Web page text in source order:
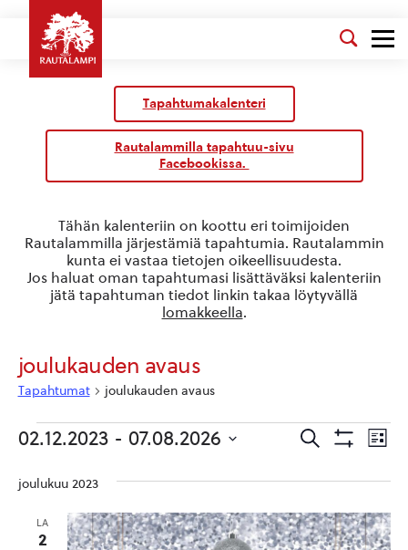
Tapahtumakalenteri
Rautalammilla tapahtuu-sivu
Facebookissa.
joulukauden avaus
Tapahtumat joulukauden avaus
Tapahtumat
aja
Näkymät
navigointi
Etsi
Lista
02.12.2023 - 07.08.2026
päivä.
joulukuu 2023
LA
2
Tähän kalenteriin on koottu eri toimijoiden
Rautalammilla järjestämiä tapahtumia. Rautalammin
kunta ei vastaa tietojen oikeellisuudesta.
Jos haluat oman tapahtumasi lisättäväksi kalenteriin
jätä tapahtuman tiedot linkin takaa löytyvällä
lomakkeella.